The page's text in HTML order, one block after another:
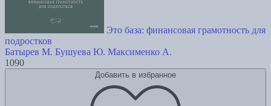
Это база: финансовая грамотность для
подростков
Батырев М. Бушуева Ю. Максименко А.
1090
Добавить в избранное